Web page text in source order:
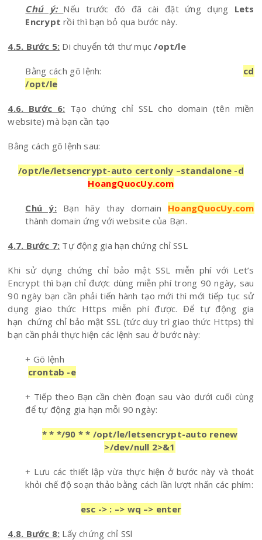
Chú ý: Nếu trước đó đã cài đặt ứng dụng Lets
Encrypt rồi thì bạn bỏ qua bước này.
4.5. Bước 5: Di chuyển tới thư mục/opt/le
Bằng cách gõ lệnh: cd
/opt/le
4.6. Bước 6: Tạo chứng chỉ SSL cho domain (tên miền
website) mà bạn cần tạo
Bằng cách gõ lệnh sau:
/opt/le/letsencrypt-auto certonly –standalone -d
HoangQuocUy.com
Chú ý:Bạn hãy thay domain HoangQuocUy.com
thành domain ứng với website của Bạn.
4.7. Bước 7: Tự động gia hạn chứng chỉ SSL
Khi sử dụng chứng chỉ bảo mật SSL miễn phí với Let’s
Encrypt thì bạn chỉ được dùng miễn phí trong 90 ngày, sau
90 ngày bạn cần phải tiến hành tạo mới thì mới tiếp tục sử
dụng giao thức Https miễn phí được. Để tự động gia
hạn chứng chỉ bảo mật SSL (tức duy trì giao thức Https) thì
bạn cần phải thực hiện các lệnh sau ở bước này:
+ Gõ lệnh
crontab -e
+ Tiếp theo Bạn cần chèn đoạn sau vào dưới cuối cùng
để tự động gia hạn mỗi 90 ngày:
* * */90 * * /opt/le/letsencrypt-auto renew
>/dev/null 2>&1
+ Lưu các thiết lập vừa thực hiện ở bước này và thoát
khỏi chế độ soạn thảo bằng cách lần lượt nhấn các phím:
esc -> : –> wq –> enter
4.8. Bước 8: Lấy chứng chỉ SSl